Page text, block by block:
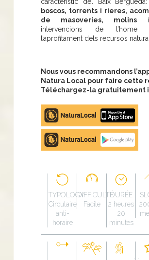
boscos, torrents i rieres,
de masoveries, molins i
intervencions de
l’aprofitament dels recursos
Nous vous recommandons
Natura Local pour faire cette
Téléchargez-la gratuitement
Apple
store
Google
Play
TYPOLOGY
Circulaire
anti-
horaire
DIFFICULTÉ
Facile
DURÉE
2 heures
20
minutes